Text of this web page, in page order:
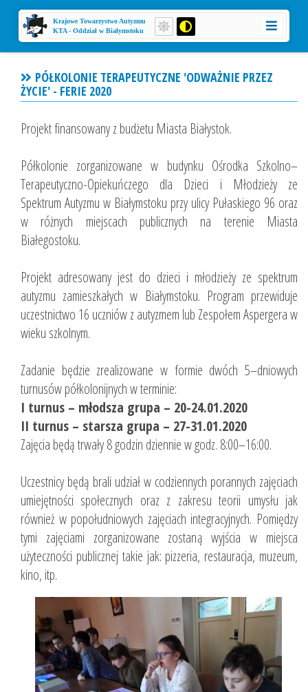
Krajowe Towarzystwo Autyzmu
KTA - Oddział w Białymstoku
PÓŁKOLONIE TERAPEUTYCZNE 'ODWAŻNIE PRZEZ
ŻYCIE' - FERIE 2020
Projekt finansowany z budżetu Miasta Białystok.
Półkolonie zorganizowane w budynku Ośrodka Szkolno–
Terapeutyczno-Opiekuńczego dla Dzieci i Młodzieży ze
Spektrum Autyzmu w Białymstoku przy ulicy Pułaskiego 96 oraz
w różnych miejscach publicznych na terenie Miasta
Białegostoku.
Projekt adresowany jest do dzieci i młodzieży ze spektrum
autyzmu zamieszkałych w Białymstoku. Program przewiduje
uczestnictwo 16 uczniów z autyzmem lub Zespołem Aspergera w
wieku szkolnym.
Zadanie będzie zrealizowane w formie dwóch 5–dniowych
turnusów półkolonijnych w terminie:
I turnus – młodsza grupa – 20-24.01.2020
II turnus – starsza grupa – 27-31.01.2020
Zajęcia będą trwały 8 godzin dziennie w godz. 8:00–16:00.
Uczestnicy będą brali udział w codziennych porannych zajęciach
umiejętności społecznych oraz z zakresu teorii umysłu jak
również w popołudniowych zajęciach integracyjnych. Pomiędzy
tymi zajęciami zorganizowane zostaną wyjścia w miejsca
użyteczności publicznej takie jak: pizzeria, restauracja, muzeum,
kino, itp.